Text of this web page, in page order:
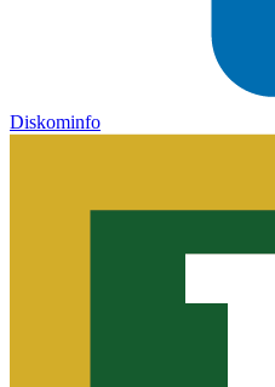
Diskominfo